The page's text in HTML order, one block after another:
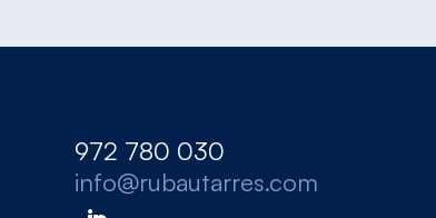
972 780 030
info@rubautarres.com